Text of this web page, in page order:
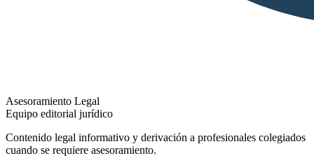
Asesoramiento Legal
Equipo editorial jurídico
Contenido legal informativo y derivación a profesionales colegiados
cuando se requiere asesoramiento.